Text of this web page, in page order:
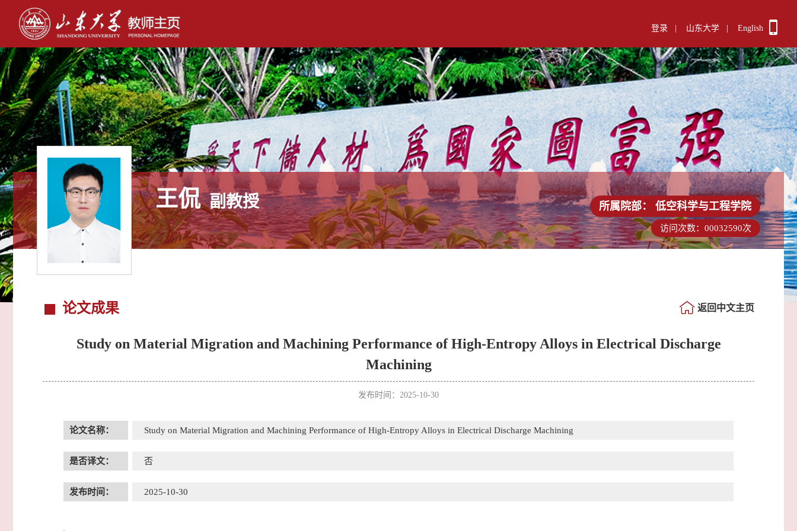
登录 山东大学 English
王侃 副教授 所属院部： 低空科学与工程学院
访问次数： 00032590次
论文成果 返回中文主页
Study on Material Migration and Machining Performance of High-Entropy Alloys in Electrical Discharge
Machining
发布时间：2025-10-30
论文名称： Study on Material Migration and Machining Performance of High-Entropy Alloys in Electrical Discharge Machining
是否译文： 否
发布时间： 2025-10-30